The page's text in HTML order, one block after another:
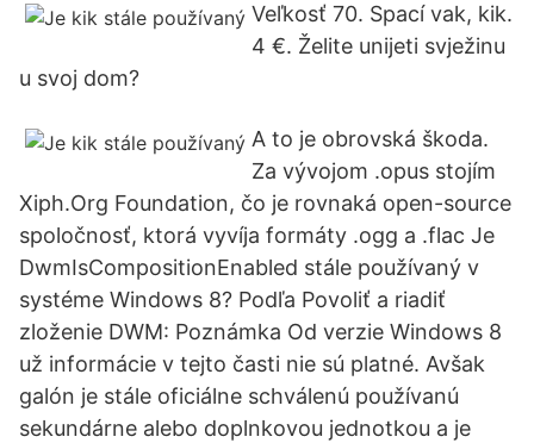
Veľkosť 70. Spací vak, kik.
4 €. Želite unijeti svježinu
u svoj dom?
A to je obrovská škoda.
Za vývojom .opus stojím
Xiph.Org Foundation, čo je rovnaká open-source
spoločnosť, ktorá vyvíja formáty .ogg a .flac Je
DwmIsCompositionEnabled stále používaný v
systéme Windows 8? Podľa Povoliť a riadiť
zloženie DWM: Poznámka Od verzie Windows 8
už informácie v tejto časti nie sú platné. Avšak
galón je stále oficiálne schválenú používanú
sekundárne alebo doplnkovou jednotkou a je